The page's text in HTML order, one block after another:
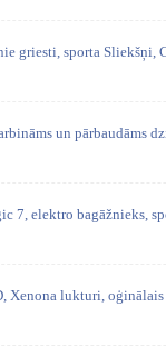
griesti, sporta Sliekšņi,
un pārbaudāms
7, elektro bagāžnieks,
Xenona lukturi, oģinālais